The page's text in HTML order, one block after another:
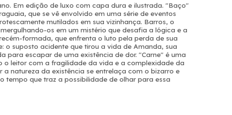
Em edição de luxo com capa dura e ilustrada. "Baço"
que se vê envolvido em uma série de eventos
mutilados em sua vizinhança. Barros, o
os em um mistério que desafia a lógica e a
formada, que enfrenta o luto pela perda de sua
o suposto acidente que tirou a vida de Amanda, sua
para escapar de uma existência de dor. "Carne" é uma
leitor com a fragilidade da vida e a complexidade da
natureza da existência se entrelaça com o bizarro e
tempo que traz a possibilidade de olhar para essa